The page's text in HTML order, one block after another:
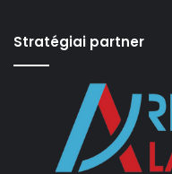
Stratégiai partner